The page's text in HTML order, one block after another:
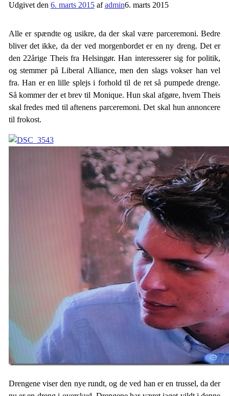
Udgivet den 6. marts 2015 afadmin6. marts 2015
Alle er spændte og usikre, da der skal være parceremoni. Bedre
bliver det ikke, da der ved morgenbordet er en ny dreng. Det er
den 22årige Theis fra Helsingør. Han interesserer sig for politik,
og stemmer på Liberal Alliance, men den slags vokser han vel
fra. Han er en lille splejs i forhold til de ret så pumpede drenge.
Så kommer der et brev til Monique. Hun skal afgøre, hvem Theis
skal fredes med til aftenens parceremoni. Det skal hun annoncere
til frokost.
Drengene viser den nye rundt, og de ved han er en trussel, da der